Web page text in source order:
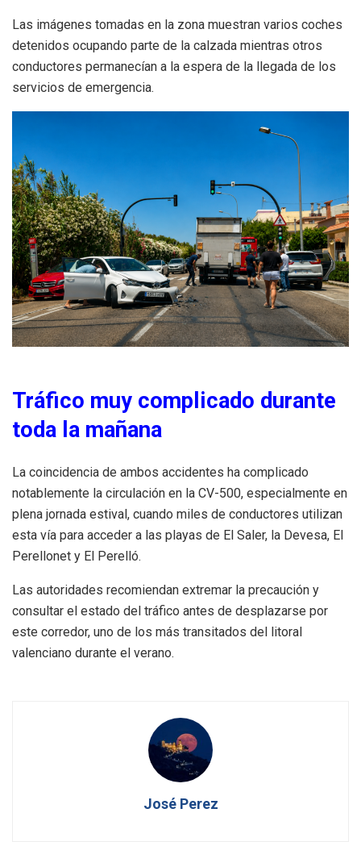
Las imágenes tomadas en la zona muestran varios coches
detenidos ocupando parte de la calzada mientras otros
conductores permanecían a la espera de la llegada de los
servicios de emergencia.
Tráfico muy complicado durante
toda la mañana
La coincidencia de ambos accidentes ha complicado
notablemente la circulación en la CV-500, especialmente en
plena jornada estival, cuando miles de conductores utilizan
esta vía para acceder a las playas de El Saler, la Devesa, El
Perellonet y El Perelló.
Las autoridades recomiendan extremar la precaución y
consultar el estado del tráfico antes de desplazarse por
este corredor, uno de los más transitados del litoral
valenciano durante el verano.
José Perez